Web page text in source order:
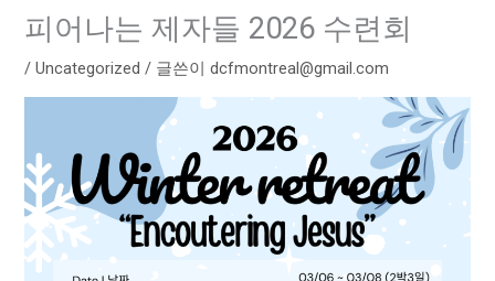
피어나는 제자들 2026 수련회
/Uncategorized / 글쓴이dcfmontreal@gmail.com